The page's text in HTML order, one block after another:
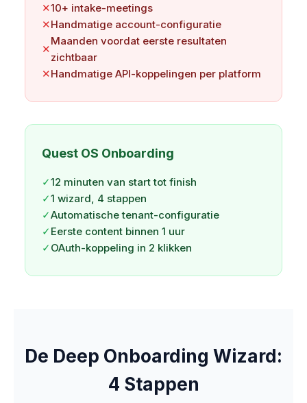
✕10+ intake-meetings
✕Handmatige account-configuratie
✕
Maanden voordat eerste resultaten
zichtbaar
✕Handmatige API-koppelingen per platform
Quest OS Onboarding
✓12 minuten van start tot finish
✓1 wizard, 4 stappen
✓Automatische tenant-configuratie
✓ Eerste content binnen 1 uur
✓ OAuth-koppeling in 2 klikken
De Deep Onboarding Wizard:
4 Stappen